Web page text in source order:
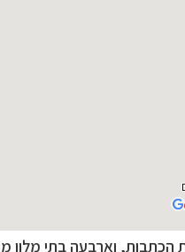
וארבעה בתי מלון